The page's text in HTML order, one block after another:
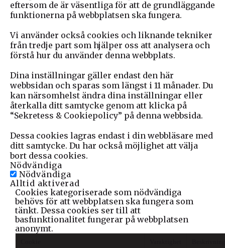
eftersom de är väsentliga för att de grundläggande
funktionerna på webbplatsen ska fungera.
Vi använder också cookies och liknande tekniker
från tredje part som hjälper oss att analysera och
förstå hur du använder denna webbplats.
Dina inställningar gäller endast den här
webbsidan och sparas som längst i 11 månader. Du
kan närsomhelst ändra dina inställningar eller
återkalla ditt samtycke genom att klicka på
“Sekretess & Cookiepolicy” på denna webbsida.
Dessa cookies lagras endast i din webbläsare med
ditt samtycke. Du har också möjlighet att välja
bort dessa cookies.
Nödvändiga
Nödvändiga
Alltid aktiverad
Cookies kategoriserade som nödvändiga
behövs för att webbplatsen ska fungera som
tänkt. Dessa cookies ser till att
basfunktionalitet fungerar på webbplatsen
anonymt.